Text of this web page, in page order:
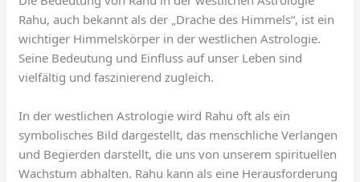
Rahu, auch bekannt als der „Drache des Himmels“, ist ein
wichtiger Himmelskörper in der westlichen Astrologie.
Seine Bedeutung und Einfluss auf unser Leben sind
vielfältig und faszinierend zugleich.
In der westlichen Astrologie wird Rahu oft als ein
symbolisches Bild dargestellt, das menschliche Verlangen
und Begierden darstellt, die uns von unserem spirituellen
Wachstum abhalten. Rahu kann als eine Herausforderung